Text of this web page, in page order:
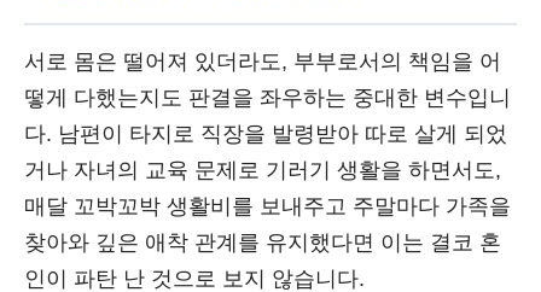
서로 몸은 떨어져 있더라도, 부부로서의 책임을 어
떻게 다했는지도 판결을 좌우하는 중대한 변수입니
다. 남편이 타지로 직장을 발령받아 따로 살게 되었
거나 자녀의 교육 문제로 기러기 생활을 하면서도,
매달 꼬박꼬박 생활비를 보내주고 주말마다 가족을
찾아와 깊은 애착 관계를 유지했다면 이는 결코 혼
인이 파탄 난 것으로 보지 않습니다.